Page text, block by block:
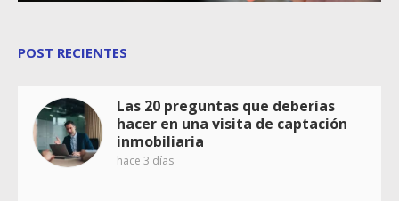
POST RECIENTES
Las 20 preguntas que deberías
hacer en una visita de captación
inmobiliaria
hace 3 días